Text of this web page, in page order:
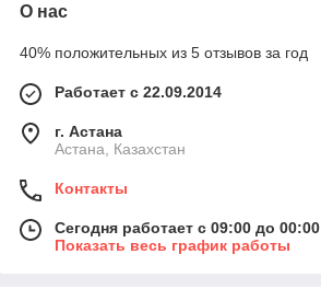
О нас
40% положительных из 5 отзывов за год
Работает с 22.09.2014
г. Астана
Астана, Казахстан
Контакты
Сегодня работает с 09:00 до 00:00
Показать весь график работы